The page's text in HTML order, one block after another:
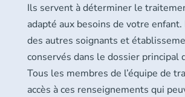
Ils servent à déterminer le
adapté aux besoins de votre
des autres soignants et
conservés dans le dossier principal
Tous les membres de l’équipe de
accès à ces renseignements qui